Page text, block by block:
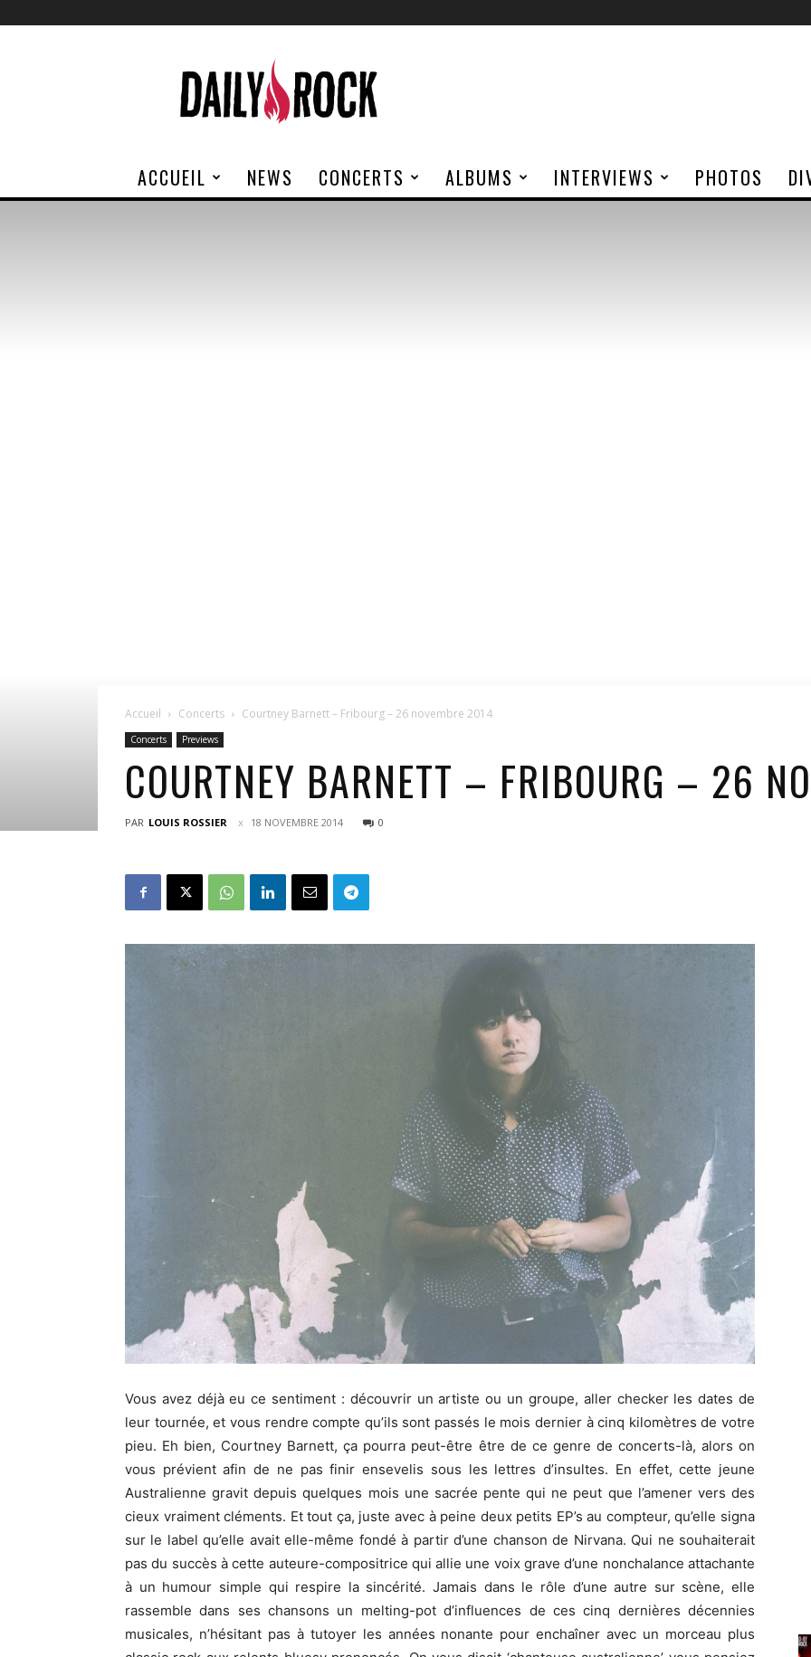
Rock
ACCUEIL NEWS CONCERTS ALBUMS INTERVIEWS PHOTOS
Accueil Concerts Courtney Barnett – Fribourg – 26 novembre 2014
Concerts Previews
COURTNEY BARNETT – FRIBOURG – 26
PAR LOUIS ROSSIER 18 NOVEMBRE 2014 0
Vous avez déjà eu ce sentiment : découvrir un artiste ou un groupe, aller checker les dates de
leur tournée, et vous rendre compte qu’ils sont passés le mois dernier à cinq kilomètres de votre
pieu. Eh bien, Courtney Barnett, ça pourra peut-être être de ce genre de concerts-là, alors on
vous prévient afin de ne pas finir ensevelis sous les lettres d’insultes. En effet, cette jeune
Australienne gravit depuis quelques mois une sacrée pente qui ne peut que l’amener vers des
cieux vraiment cléments. Et tout ça, juste avec à peine deux petits EP’s au compteur, qu’elle signa
sur le label qu’elle avait elle-même fondé à partir d’une chanson de Nirvana. Qui ne souhaiterait
pas du succès à cette auteure-compositrice qui allie une voix grave d’une nonchalance attachante
à un humour simple qui respire la sincérité. Jamais dans le rôle d’une autre sur scène, elle
rassemble dans ses chansons un melting-pot d’influences de ces cinq dernières décennies
musicales, n’hésitant pas à tutoyer les années nonante pour enchaîner avec un morceau plus